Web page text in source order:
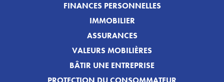
FINANCES PERSONNELLES
IMMOBILIER
ASSURANCES
VALEURS MOBILIÈRES
BÂTIR UNE ENTREPRISE